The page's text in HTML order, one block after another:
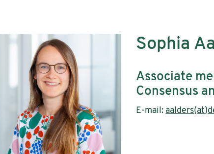
Sophia
Associate
Consensus
E-mail: